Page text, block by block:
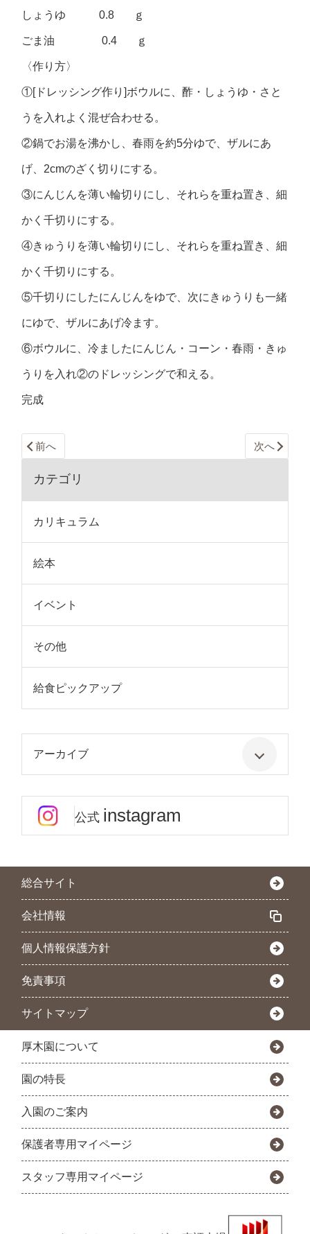
しょうゆ 0.8 ｇ
ごま油 0.4 ｇ
〈作り方〉
①[ドレッシング作り]ボウルに、酢・しょうゆ・さと
うを入れよく混ぜ合わせる。
②鍋でお湯を沸かし、春雨を約5分ゆで、ザルにあ
げ、2cmのざく切りにする。
③にんじんを薄い輪切りにし、それらを重ね置き、細
かく千切りにする。
④きゅうりを薄い輪切りにし、それらを重ね置き、細
かく千切りにする。
⑤千切りにしたにんじんをゆで、次にきゅうりも一緒
にゆで、ザルにあげ冷ます。
⑥ボウルに、冷ましたにんじん・コーン・春雨・きゅ
うりを入れ②のドレッシングで和える。
完成
前へ 次へ
カテゴリ
カリキュラム
絵本
イベント
その他
給食ピックアップ
アーカイブ
公式 instagram
総合サイト
会社情報
個人情報保護方針
免責事項
サイトマップ
厚木園について
園の特長
入園のご案内
保護者専用マイページ
スタッフ専用マイページ